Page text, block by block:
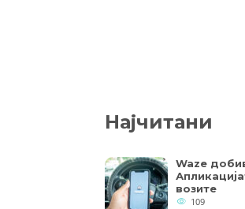
Најчитани
Waze
возите
109